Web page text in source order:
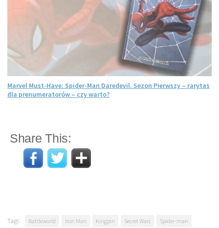
Marvel Must-Have: Spider-Man Daredevil. Sezon Pierwszy – rarytas
dla prenumeratorów – czy warto?
Share This:
Tagi: Battleworld Iron Man Kingpin Secret Wars Spider-man